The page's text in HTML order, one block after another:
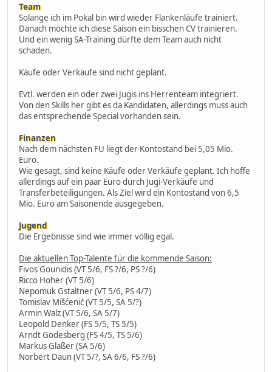
Team
Solange ich im Pokal bin wird wieder Flankenläufe trainiert.
Danach möchte ich diese Saison ein bisschen CV trainieren.
Und ein wenig SA-Training dürfte dem Team auch nicht
schaden.
Käufe oder Verkäufe sind nicht geplant.
Evtl. werden ein oder zwei Jugis ins Herrenteam integriert.
Von den Skills her gibt es da Kandidaten, allerdings muss auch
das entsprechende Special vorhanden sein.
Finanzen
Nach dem nächsten FU liegt der Kontostand bei 5,05 Mio.
Euro.
Wie gesagt, sind keine Käufe oder Verkäufe geplant. Ich hoffe
allerdings auf ein paar Euro durch Jugi-Verkäufe und
Transferbeteiligungen. Als Ziel wird ein Kontostand von 6,5
Mio. Euro am Saisonende ausgegeben.
Jugend
Die Ergebnisse sind wie immer völlig egal.
Die aktuellen Top-Talente für die kommende Saison:
Fivos Gounidis (VT 5/6, FS ?/6, PS ?/6)
Ricco Hoher (VT 5/6)
Nepomuk Gstaltner (VT 5/6, PS 4/7)
Tomislav Mišćenić (VT 5/5, SA 5/?)
Armin Walz (VT 5/6, SA 5/7)
Leopold Denker (FS 5/5, TS 5/5)
Arndt Godesberg (FS 4/5, TS 5/6)
Markus Glaßer (SA 5/6)
Norbert Daun (VT 5/?, SA 6/6, FS ?/6)